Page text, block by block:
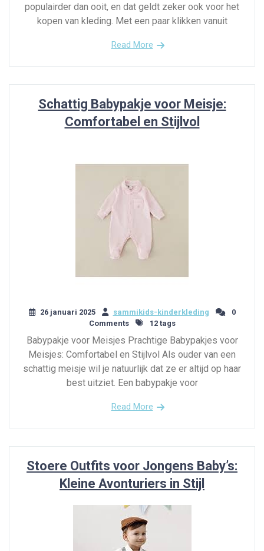
populairder dan ooit, en dat geldt zeker ook voor het
kopen van kleding. Met een paar klikken vanuit
Read More
Schattig Babypakje voor Meisje:
Comfortabel en Stijlvol
26 januari 2025 sammikids-kinderkleding
0
Comments
12 tags
Babypakje voor Meisjes Prachtige Babypakjes voor
Meisjes: Comfortabel en Stijlvol Als ouder van een
schattig meisje wil je natuurlijk dat ze er altijd op haar
best uitziet. Een babypakje voor
Read More
Stoere Outfits voor Jongens Baby’s:
Kleine Avonturiers in Stijl